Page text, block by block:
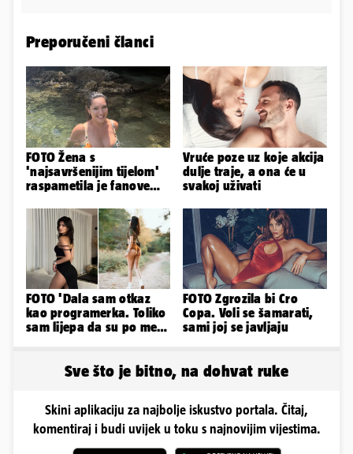
Preporučeni članci
FOTO Žena s
'najsavršenijim tijelom'
raspametila je fanove
plićaka
Vruće poze uz koje akcija
dulje traje, a ona će u
svakoj uživati
FOTO 'Dala sam otkaz
kao programerka. Toliko
sam lijepa da su po meni
FOTO Zgrozila bi Cro
Copa. Voli se šamarati,
sami joj se javljaju
Sve što je bitno, na dohvat ruke
Skini aplikaciju za najbolje iskustvo portala. Čitaj,
komentiraj i budi uvijek u toku s najnovijim vijestima.